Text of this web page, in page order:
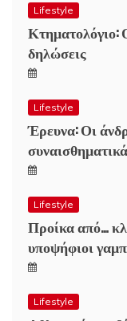
Lifestyle
Κτηματολόγιο:
δηλώσεις
Lifestyle
Έρευνα: Οι
Lifestyle
Προίκα από…
υποψήφιοι
Lifestyle